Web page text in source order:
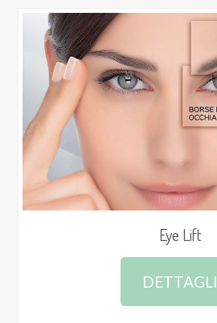
Eye Lift
DETTAGLI